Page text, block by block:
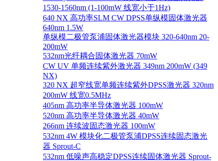
1530-1560nm (1-100mW 线宽小于1Hz)
640 NX 高功率SLM CW DPSS单纵模固体激光器
640nm 1.5W
单纵模二极管泵浦固体激光器模块 320-640nm 20-
200mW
532nm光纤耦合固体激光器 70mW
CW UV 单频连续紫外激光器 349nm 200mW (349
NX)
320 NX 超窄线宽单频连续紫外DPSS激光器 320nm
200mW 线宽0.5MHz
405nm 高功率半导体激光器 100mW
520nm 高功率半导体激光器 40mW
266nm 连续波固态激光器 100mW
532nm 4W 模块化二极管泵浦DPSS连续固态激光
器 Sprout-C
532nm 低噪声高稳定DPSS连续固体激光器 Sprout-